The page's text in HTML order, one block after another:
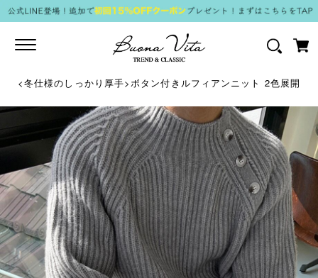
Toggle
<冬仕様のしっかり厚手>ボタン付きルフィアンニット 2色展開